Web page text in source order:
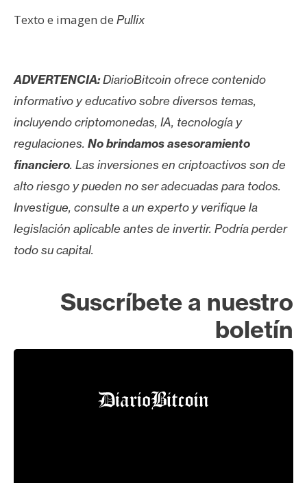
Texto e imagen de Pullix
ADVERTENCIA:DiarioBitcoin ofrece contenido
informativo y educativo sobre diversos temas,
incluyendo criptomonedas, IA, tecnología y
regulaciones. No brindamos asesoramiento
financiero. Las inversiones en criptoactivos son de
alto riesgo y pueden no ser adecuadas para todos.
Investigue, consulte a un experto y verifique la
legislación aplicable antes de invertir. Podría perder
todo su capital.
Suscríbete a nuestro
boletín